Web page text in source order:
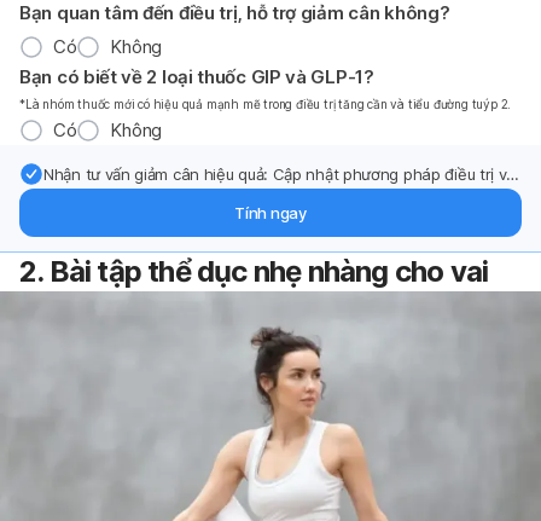
Bạn quan tâm đến điều trị, hỗ trợ giảm cân không?
Có
Không
Bạn có biết về 2 loại thuốc GIP và GLP-1?
*Là nhóm thuốc mới có hiệu quả mạnh mẽ trong điều trị tăng cần và tiểu đường tuýp 2.
Có Không
Nhận tư vấn giảm cân hiệu quả: Cập nhật phương pháp điều trị và
Tính ngay
2. Bài tập thể dục nhẹ nhàng cho vai